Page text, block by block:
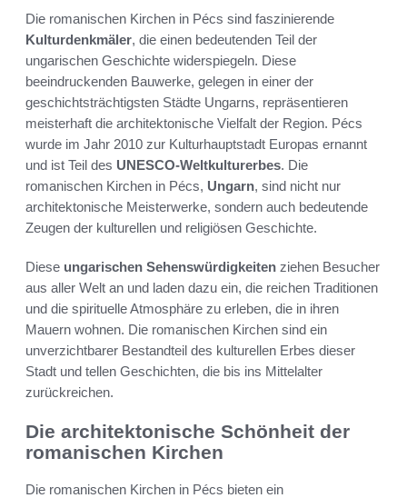
Die romanischen Kirchen in Pécs sind faszinierende
Kulturdenkmäler, die einen bedeutenden Teil der
ungarischen Geschichte widerspiegeln. Diese
beeindruckenden Bauwerke, gelegen in einer der
geschichtsträchtigsten Städte Ungarns, repräsentieren
meisterhaft die architektonische Vielfalt der Region. Pécs
wurde im Jahr 2010 zur Kulturhauptstadt Europas ernannt
und ist Teil des UNESCO-Weltkulturerbes. Die
romanischen Kirchen in Pécs, Ungarn, sind nicht nur
architektonische Meisterwerke, sondern auch bedeutende
Zeugen der kulturellen und religiösen Geschichte.
Diese ungarischen Sehenswürdigkeiten ziehen Besucher
aus aller Welt an und laden dazu ein, die reichen Traditionen
und die spirituelle Atmosphäre zu erleben, die in ihren
Mauern wohnen. Die romanischen Kirchen sind ein
unverzichtbarer Bestandteil des kulturellen Erbes dieser
Stadt und tellen Geschichten, die bis ins Mittelalter
zurückreichen.
Die architektonische Schönheit der
romanischen Kirchen
Die romanischen Kirchen in Pécs bieten ein